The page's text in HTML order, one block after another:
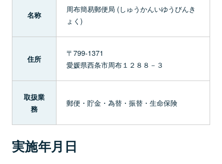
名称
周布簡易郵便局 (しゅうかんいゆうびんき
ょく)
住所
〒799-1371
愛媛県西条市周布１２８８－３
取扱業
務
郵便・貯金・為替・振替・生命保険
実施年月日